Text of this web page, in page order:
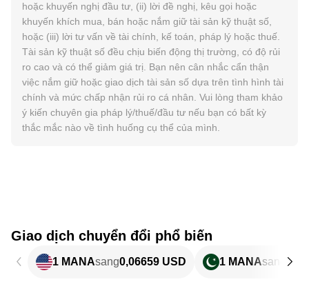
hoặc khuyến nghị đầu tư, (ii) lời đề nghị, kêu gọi hoặc
khuyến khích mua, bán hoặc nắm giữ tài sản kỹ thuật số,
hoặc (iii) lời tư vấn về tài chính, kế toán, pháp lý hoặc thuế.
Tài sản kỹ thuật số đều chịu biến động thị trường, có độ rủi
ro cao và có thể giảm giá trị. Bạn nên cân nhắc cẩn thận
việc nắm giữ hoặc giao dịch tài sản số dựa trên tình hình tài
chính và mức chấp nhận rủi ro cá nhân. Vui lòng tham khảo
ý kiến chuyên gia pháp lý/thuế/đầu tư nếu bạn có bất kỳ
thắc mắc nào về tình huống cụ thể của mình.
Giao dịch chuyển đổi phổ biến
1 MANAsang0,06659 USD 1 MANAsang